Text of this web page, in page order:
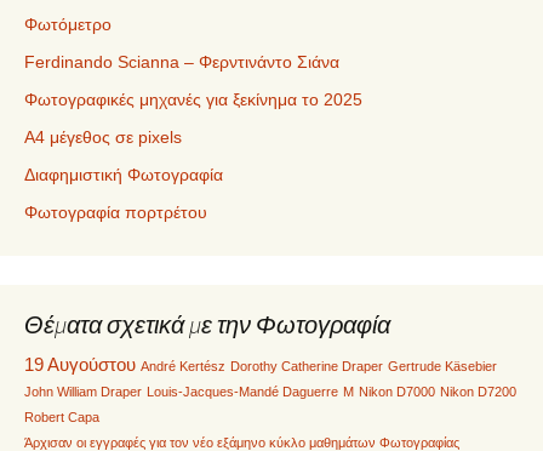
Φωτόμετρο
Ferdinando Scianna – Φερντινάντο Σιάνα
Φωτογραφικές μηχανές για ξεκίνημα το 2025
Α4 μέγεθος σε pixels
Διαφημιστική Φωτογραφία
Φωτογραφία πορτρέτου
Θέματα σχετικά με την Φωτογραφία
19 Αυγούστου André Kertész Dorothy Catherine Draper Gertrude Käsebier
John William Draper Louis-Jacques-Mandé Daguerre M Nikon D7000 Nikon D7200
Robert Capa
Άρχισαν οι εγγραφές για τον νέο εξάμηνο κύκλο μαθημάτων Φωτογραφίας